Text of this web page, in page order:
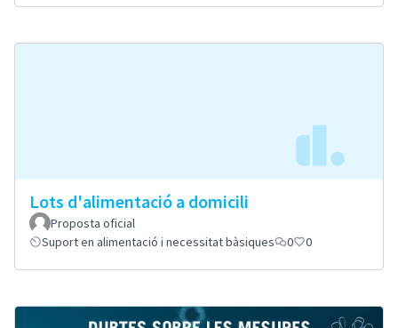
Lots d'alimentació a domicili
Proposta oficial
Suport en alimentació i necessitat bàsiques
0 0